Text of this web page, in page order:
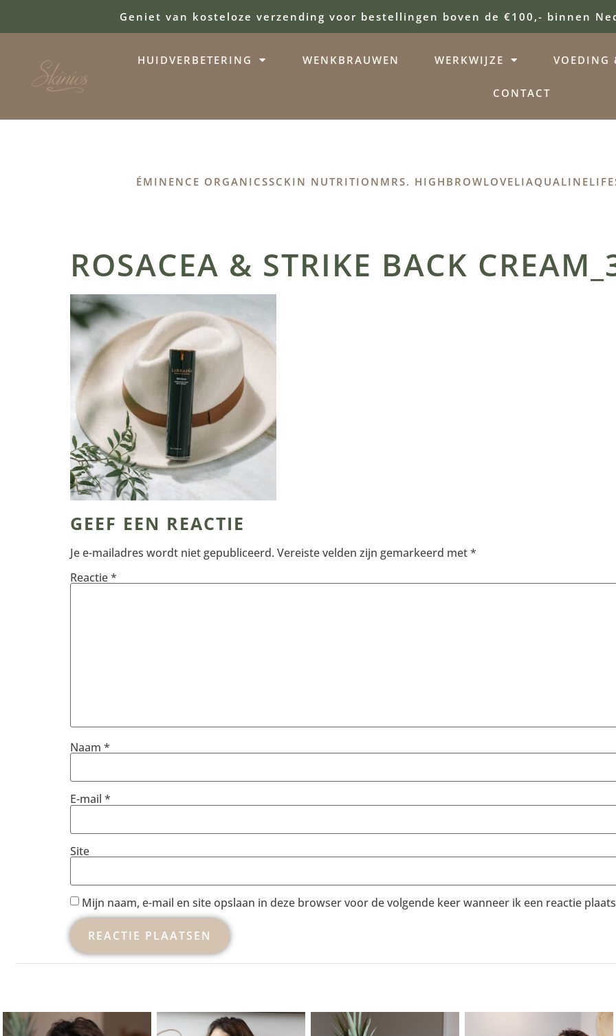
Geniet van kosteloze verzending voor bestellingen boven de €100,- binnen
HUIDVERBETERING WENKBRAUWEN WERKWIJZE VOEDING
CONTACT
ÉMINENCE ORGANICSSCKIN NUTRITION MRS. HIGHBROWLOVELIAQUALINE
ROSACEA & STRIKE BACK
GEEF EEN REACTIE
Je e-mailadres wordt niet gepubliceerd. Vereiste velden zijn gemarkeerd met*
Reactie*
Naam *
E-mail *
Site
Mijn naam, e-mail en site opslaan in deze browser voor de volgende keer wanneer ik een reactie